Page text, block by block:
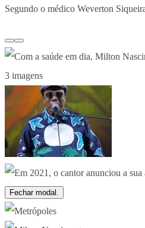
Segundo o médico Weverton
3 imagens
Fechar modal.